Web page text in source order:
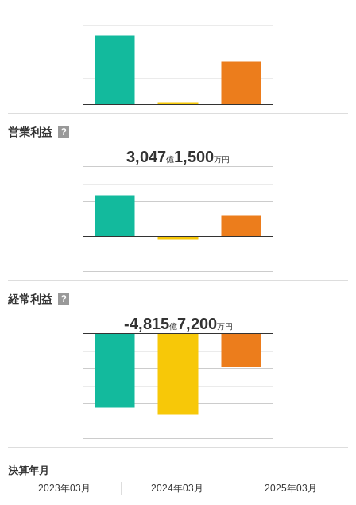
営業利益 ？
3,047億1,500万円
経常利益 ？
-4,815億7,200万円
決算年月
2023年03月 2024年03月 2025年03月